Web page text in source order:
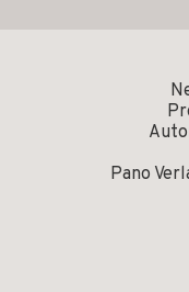
Pano